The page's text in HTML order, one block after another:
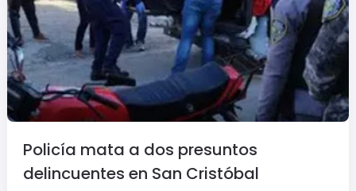
Policía mata a dos presuntos
delincuentes en San Cristóbal